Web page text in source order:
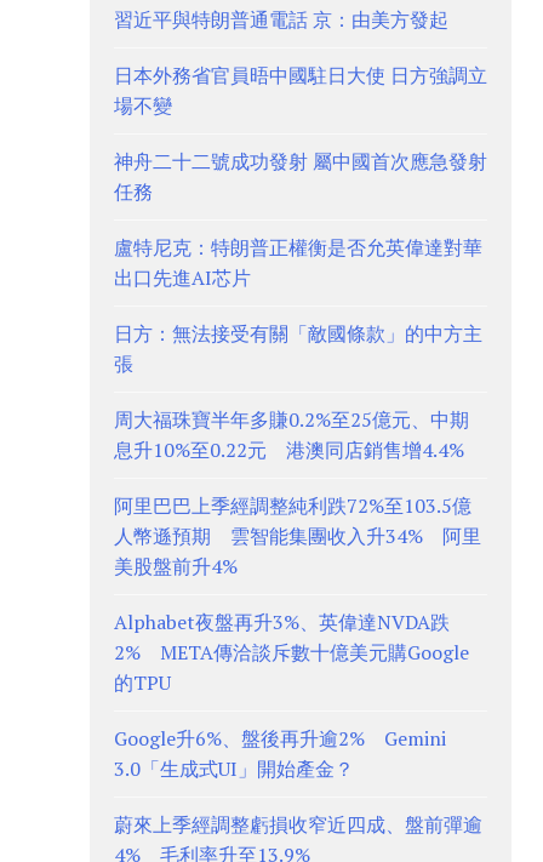
習近平與特朗普通電話 京：由美方發起
日本外務省官員晤中國駐日大使 日方強調立
場不變
神舟二十二號成功發射 屬中國首次應急發射
任務
盧特尼克：特朗普正權衡是否允英偉達對華
出口先進AI芯片
日方：無法接受有關「敵國條款」的中方主
張
周大福珠寶半年多賺0.2%至25億元、中期
息升10%至0.22元 港澳同店銷售增4.4%
阿里巴巴上季經調整純利跌72%至103.5億
人幣遜預期 雲智能集團收入升34% 阿里
美股盤前升4%
Alphabet夜盤再升3%、英偉達NVDA跌
2% META傳洽談斥數十億美元購Google
的TPU
Google升6%、盤後再升逾2% Gemini
3.0「生成式UI」開始產金？
蔚來上季經調整虧損收窄近四成、盤前彈逾
4% 毛利率升至13.9%